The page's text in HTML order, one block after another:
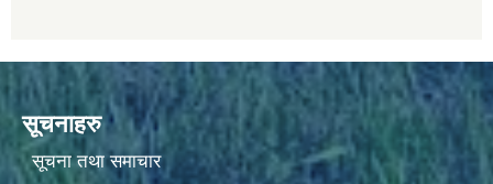
सूचनाहरु
सूचना तथा समाचार